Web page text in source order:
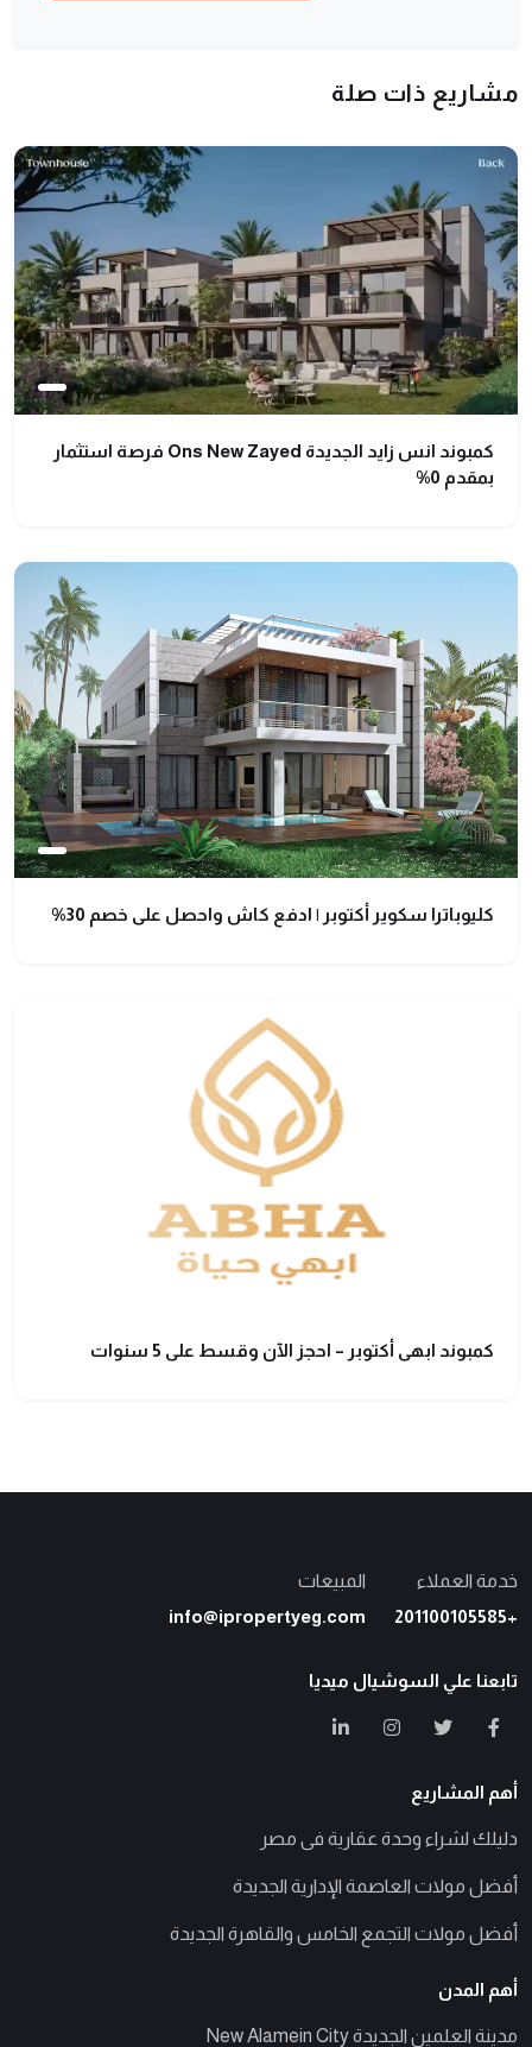
مشاريع ذات صلة
كمبوند انس زايد الجديدة Ons New Zayed فرصة استثمار
بمقدم 0%
كليوباترا سكوير أكتوبر | ادفع كاش واحصل على خصم 30%
كمبوند ابهى أكتوبر – احجز الآن وقسط على 5 سنوات
خدمة العملاء
+201100105585
المبيعات
info@ipropertyeg.com
تابعنا علي السوشيال ميديا
أهم المشاريع
دليلك لشراء وحدة عقارية فى مصر
أفضل مولات العاصمة الإدارية الجديدة
أفضل مولات التجمع الخامس والقاهرة الجديدة
أهم المدن
مدينة العلمين الجديدة New Alamein City